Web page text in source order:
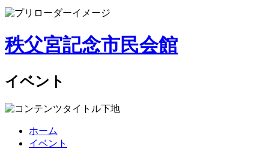
秩父宮記念市民会館
イベント
ホーム
イベント